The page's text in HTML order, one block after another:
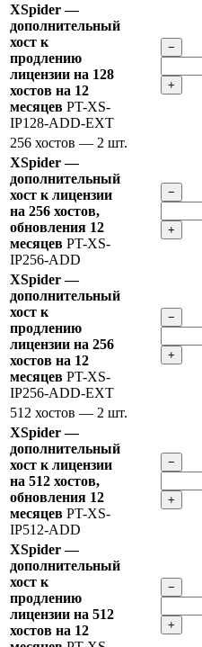
XSpider —
дополнительный
хост к
продлению
лицензии на 128
хостов на 12
месяцев PT-XS-
IP128-ADD-EXT
−
+
256 хостов — 2 шт.
XSpider —
дополнительный
хост к лицензии
на 256 хостов,
обновления 12
месяцев PT-XS-
IP256-ADD
−
+
XSpider —
дополнительный
хост к
продлению
лицензии на 256
хостов на 12
месяцев PT-XS-
IP256-ADD-EXT
−
+
512 хостов — 2 шт.
XSpider —
дополнительный
хост к лицензии
на 512 хостов,
обновления 12
месяцев PT-XS-
IP512-ADD
−
+
XSpider —
дополнительный
хост к
продлению
лицензии на 512
хостов на 12
−
+